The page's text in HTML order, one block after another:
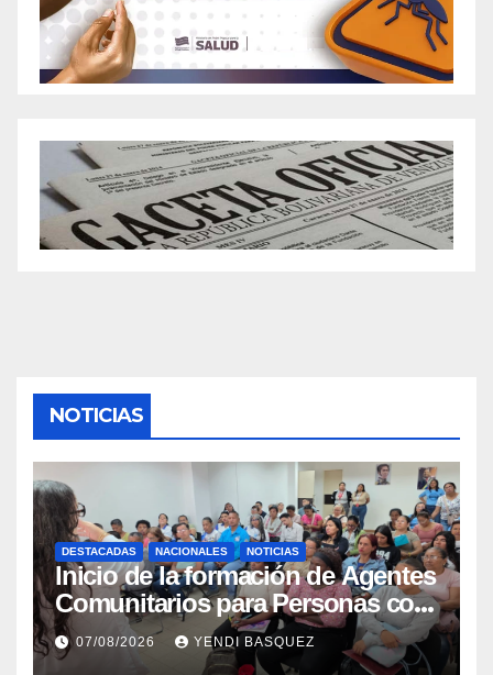
NOTICIAS
DESTACADAS NACIONALES NOTICIAS
Inicio de la formación de Agentes
Comunitarios para Personas con
Discapacidad en el Centro de
Rehabilitación J.J. Arvelo
07/08/2026 YENDI BASQUEZ